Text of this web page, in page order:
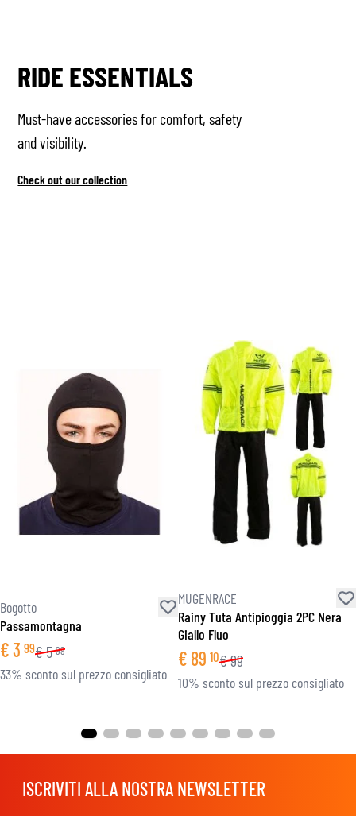
RIDE ESSENTIALS
Must-have accessories for comfort, safety
and visibility.
Check out our collection
Bogotto
Passamontagna
€3 99€5 99
33% sconto sul prezzo consigliato
MUGENRACE
Rainy Tuta Antipioggia 2PC Nera
Giallo Fluo
€ 89 10€99
10% sconto sul prezzo consigliato
ISCRIVITI ALLA NOSTRA NEWSLETTER